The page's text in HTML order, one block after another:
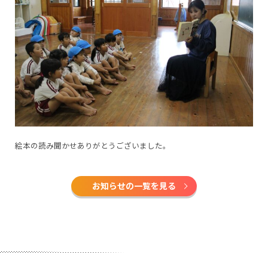
絵本の読み聞かせありがとうございました。
お知らせの一覧を見る